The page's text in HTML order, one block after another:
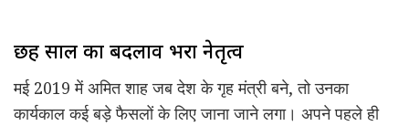
छह साल का बदलाव भरा नेतृत्व
मई 2019 में अमित शाह जब देश के गृह मंत्री बने, तो उनका
कार्यकाल कई बड़े फैसलों के लिए जाना जाने लगा। अपने पहले ही